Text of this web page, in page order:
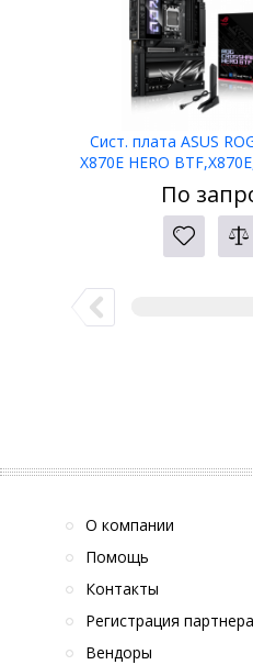
Сист. плата ASUS
X870E HERO
DDR5,2xPCI-E
По
О компании
Помощь
Контакты
Регистрация партнера
Вендоры